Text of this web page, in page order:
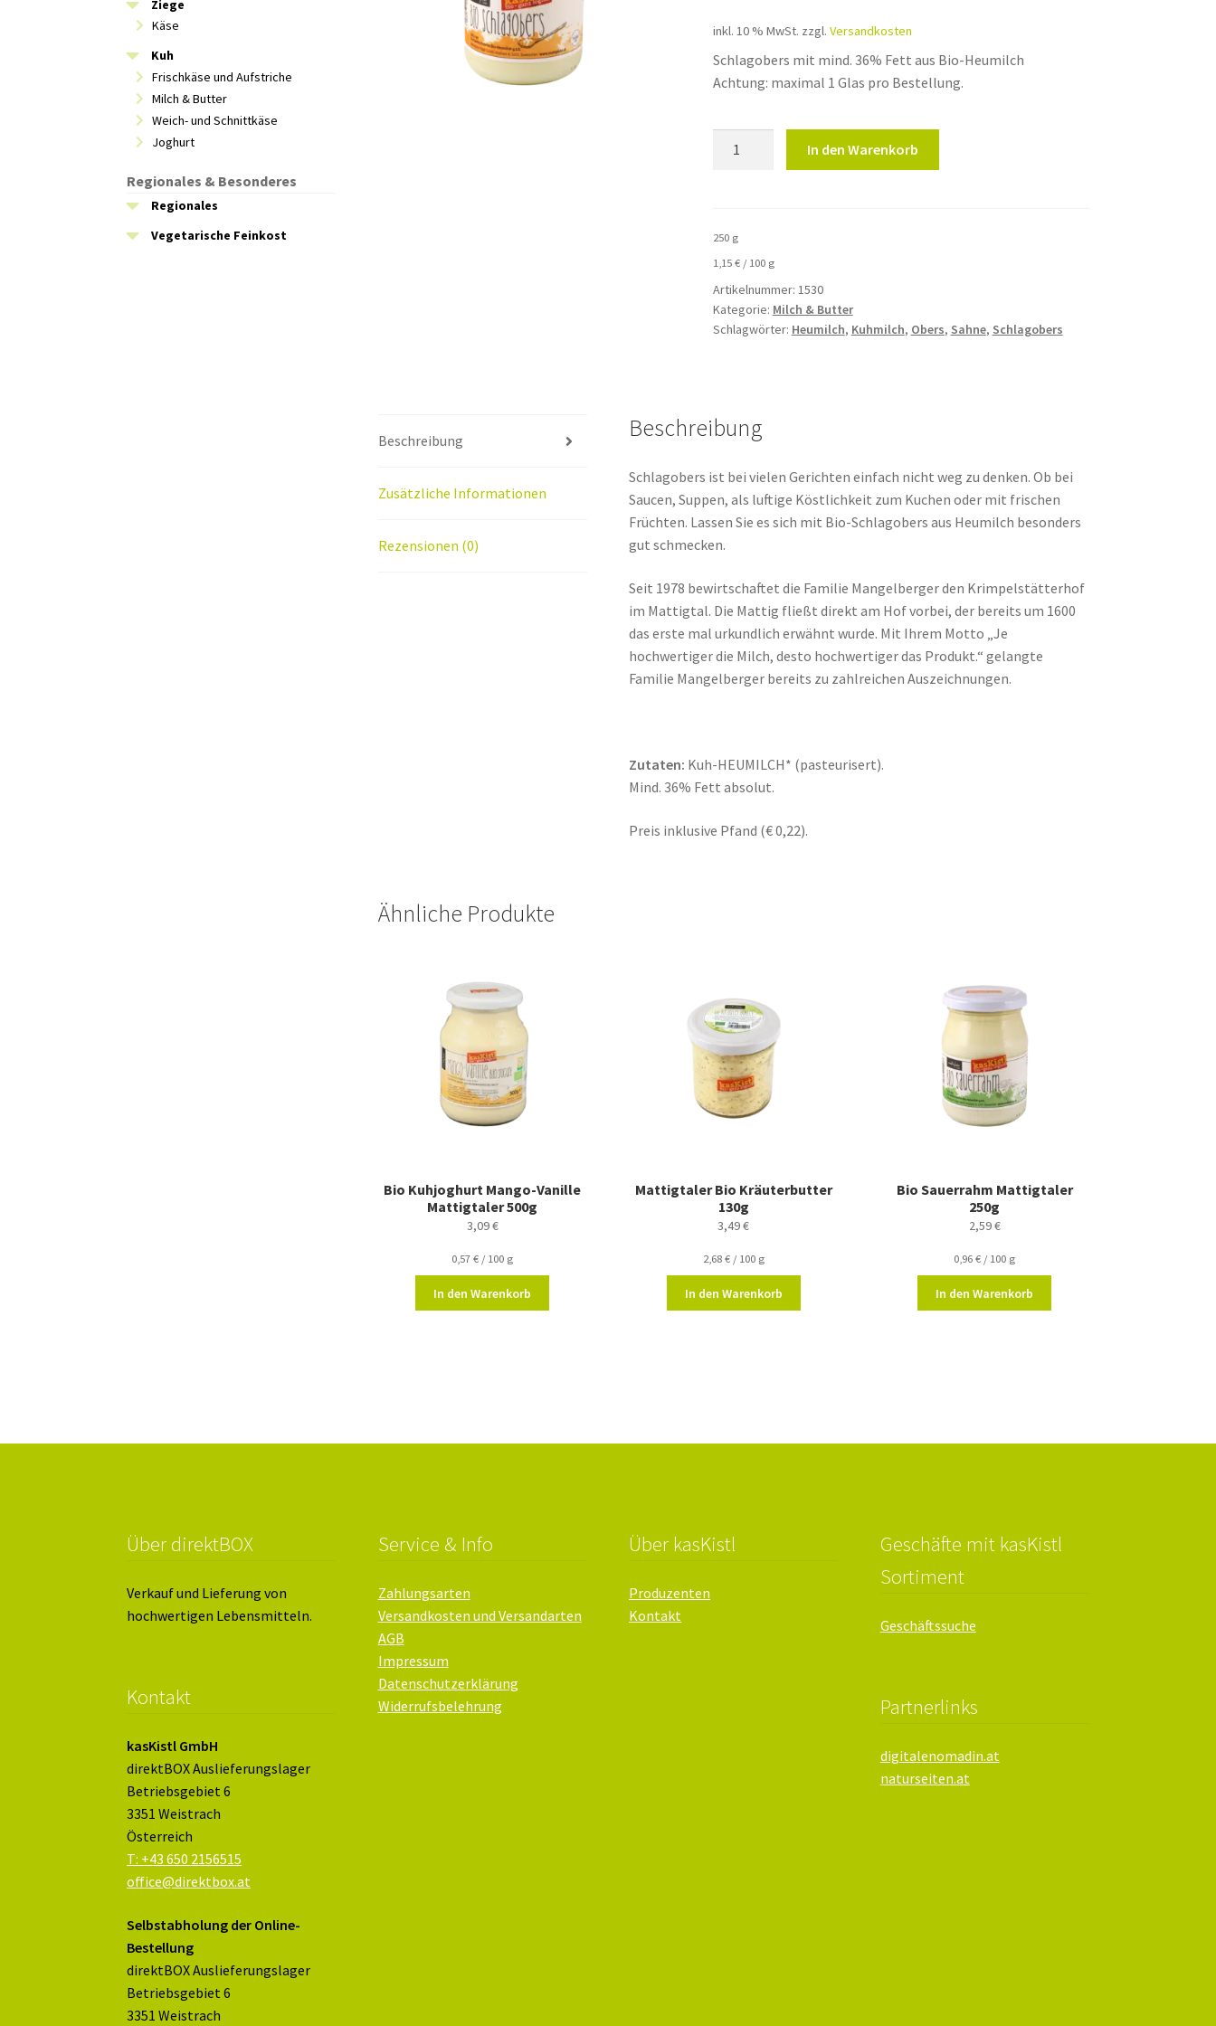
inkl. 10 % MwSt. zzgl. Versandkosten
Schlagobers mit mind. 36% Fett aus Bio-Heumilch
Achtung: maximal 1 Glas pro Bestellung.
In den Warenkorb
250 g
1,15 €/ 100 g
Artikelnummer: 1530
Kategorie: Milch & Butter
Schlagwörter: Heumilch, Kuhmilch, Obers, Sahne, Schlagobers
Beschreibung
Zusätzliche Informationen
Rezensionen (0)
Beschreibung
Schlagobers ist bei vielen Gerichten einfach nicht weg zu denken. Ob bei
Saucen, Suppen, als luftige Köstlichkeit zum Kuchen oder mit frischen
Früchten. Lassen Sie es sich mit Bio-Schlagobers aus Heumilch besonders
gut schmecken.
Seit 1978 bewirtschaftet die Familie Mangelberger den Krimpelstätterhof
im Mattigtal. Die Mattig fließt direkt am Hof vorbei, der bereits um 1600
das erste mal urkundlich erwähnt wurde. Mit Ihrem Motto „Je
hochwertiger die Milch, desto hochwertiger das Produkt.“ gelangte
Familie Mangelberger bereits zu zahlreichen Auszeichnungen.
Zutaten: Kuh-HEUMILCH* (pasteurisert).
Mind. 36% Fett absolut.
Preis inklusive Pfand (€ 0,22).
Ähnliche Produkte
Bio Kuhjoghurt Mango-Vanille
Mattigtaler 500g
3,09€
0,57€ / 100 g
In den Warenkorb
Mattigtaler Bio Kräuterbutter
130g
3,49€
2,68 €/ 100 g
In den Warenkorb
Bio Sauerrahm Mattigtaler
250g
2,59€
0,96€ / 100 g
In den Warenkorb
Ziege
Käse
Kuh
Frischkäse und Aufstriche
Milch & Butter
Weich- und Schnittkäse
Joghurt
Regionales & Besonderes
Regionales
Vegetarische Feinkost
Über direktBOX
Verkauf und Lieferung von
hochwertigen Lebensmitteln.
Kontakt
kasKistl GmbH
direktBOX Auslieferungslager
Betriebsgebiet 6
3351 Weistrach
Österreich
T: +43 650 2156515
office@direktbox.at
Selbstabholung der Online-
Bestellung
direktBOX Auslieferungslager
Betriebsgebiet 6
3351 Weistrach
Service & Info
Zahlungsarten
Versandkosten und Versandarten
AGB
Impressum
Datenschutzerklärung
Widerrufsbelehrung
Über kasKistl
Produzenten
Kontakt
Geschäfte mit kasKistl
Sortiment
Geschäftssuche
Partnerlinks
digitalenomadin.at
naturseiten.at